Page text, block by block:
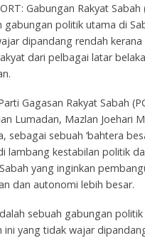
Gabungan Rakyat Sabah
gabungan politik utama di
dipandang rendah
dari pelbagai latar
Gagasan Rakyat Sabah
Lumadan, Mazlan Joehari
sebagai sebuah ‘bahtera
lambang kestabilan politik
yang inginkan
dan autonomi lebih besar.
sebuah gabungan
ini yang tidak wajar